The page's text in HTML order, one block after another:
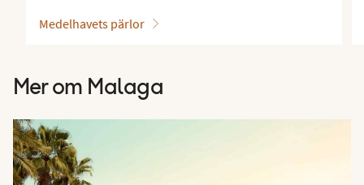
Medelhavets pärlor
Mer om Malaga